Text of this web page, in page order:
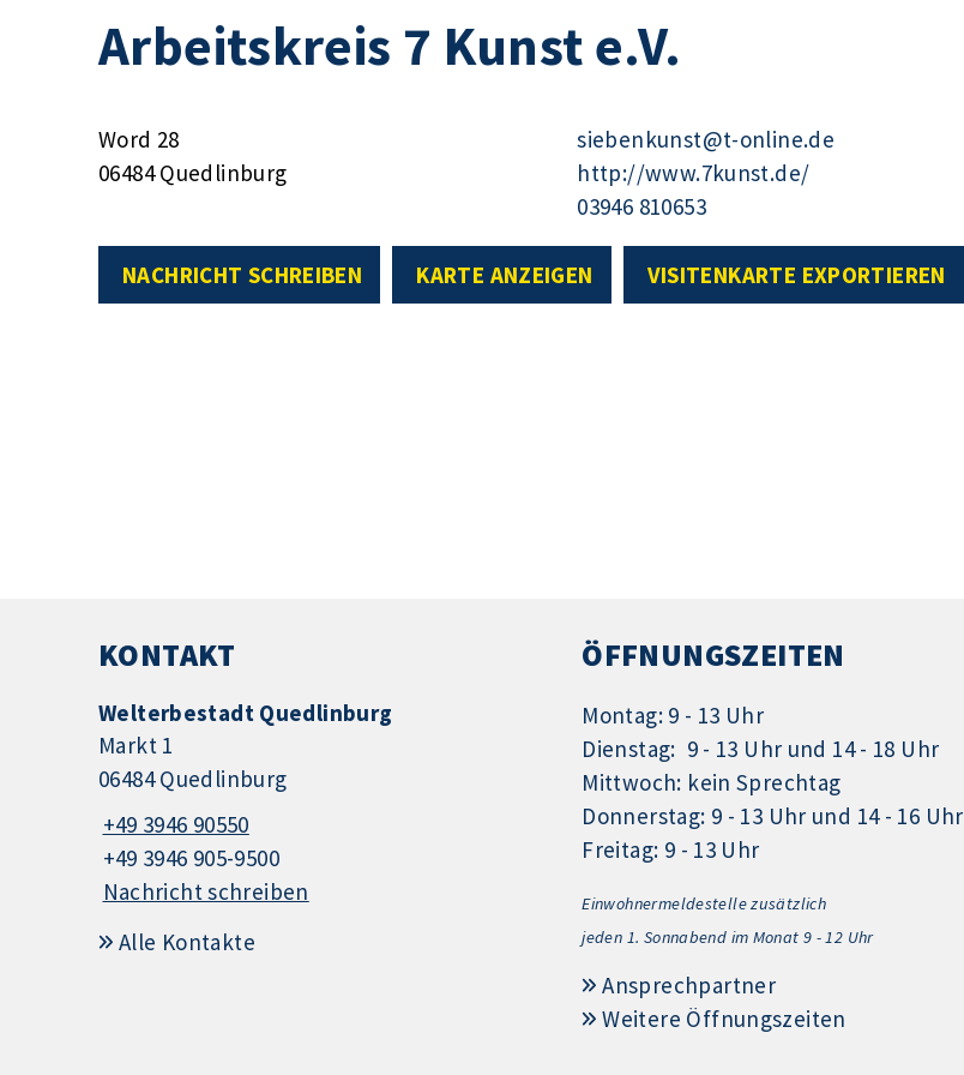
Arbeitskreis 7 Kunst e.V.
Word 28
06484 Quedlinburg
siebenkunst@t-online.de
http://www.7kunst.de/
03946 810653
NACHRICHT SCHREIBEN KARTE ANZEIGEN VISITENKARTE EXPORTIEREN
KONTAKT
Welterbestadt Quedlinburg
Markt 1
06484 Quedlinburg
+49 3946 90550
+49 3946 905-9500
Nachricht schreiben
Alle Kontakte
ÖFFNUNGSZEITEN
Montag: 9 - 13 Uhr
Dienstag: 9 - 13 Uhr und 14 - 18 Uhr
Mittwoch: kein Sprechtag
Donnerstag: 9 - 13 Uhr und 14 - 16 Uhr
Freitag: 9 - 13 Uhr
Einwohnermeldestelle zusätzlich
jeden 1. Sonnabend im Monat 9 - 12 Uhr
Ansprechpartner
Weitere Öffnungszeiten